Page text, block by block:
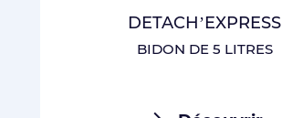
DETACH’EXPRESS
BIDON DE 5 LITRES